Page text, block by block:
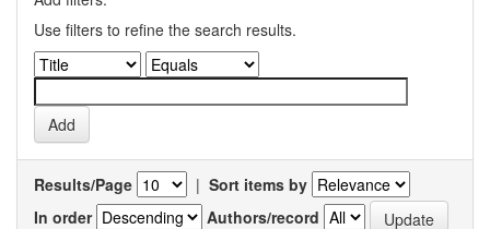
Use filters to refine the search results.
Results/Page | Sort items by
In order
Authors/record